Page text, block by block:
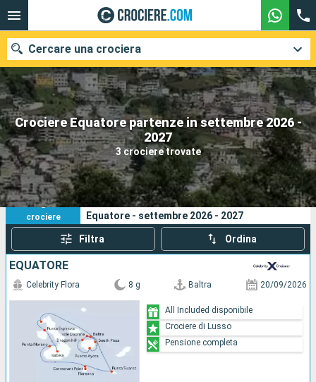
Crociere Equatore partenze in settembre 2026 -
2027
3 crociere trovate
Cercare una crociera
Le nostre destinazioni
Mesi di partenza
Porti Compagnie
Ricerca
3
crociere
I tuoi criteri di ricerca:
Equatore - settembre 2026 - 2027
Filtra Ordina
EQUATORE
Celebrity Flora 8 g Baltra 20/09/2026
All Included disponibile
Crociere di Lusso
Pensione completa